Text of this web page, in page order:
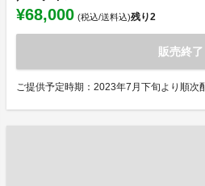
¥68,000 (税込/送料込)残り2
販売終了
ご提供予定時期：2023年7月下旬より順次